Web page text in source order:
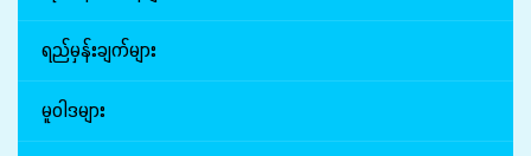
ရည်မှန်းချက်များ
မူဝါဒများ